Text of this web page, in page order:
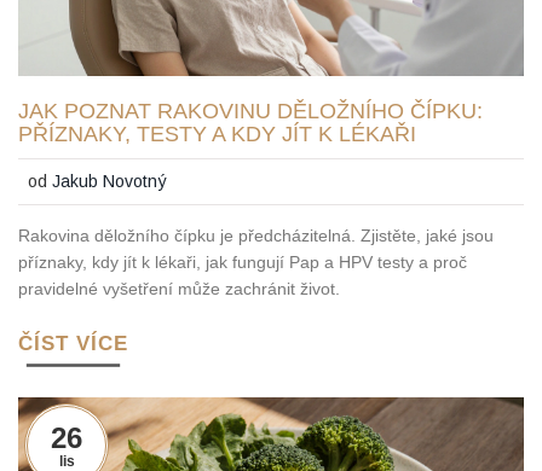
JAK POZNAT RAKOVINU DĚLOŽNÍHO ČÍPKU:
PŘÍZNAKY, TESTY A KDY JÍT K LÉKAŘI
odJakub Novotný
Rakovina děložního čípku je předcházitelná. Zjistěte, jaké jsou
příznaky, kdy jít k lékaři, jak fungují Pap a HPV testy a proč
pravidelné vyšetření může zachránit život.
ČÍST VÍCE
26
lis